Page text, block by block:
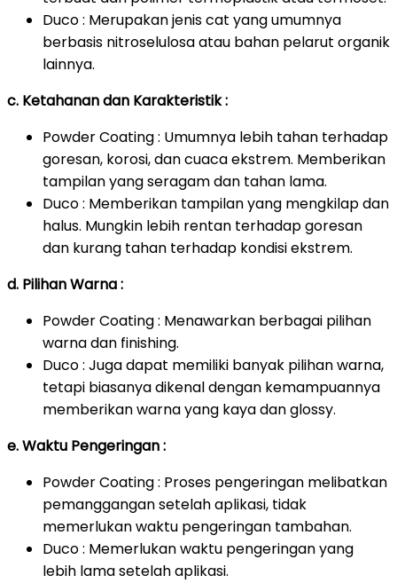
Duco : Merupakan jenis cat yang umumnya
berbasis nitroselulosa atau bahan pelarut organik
lainnya.
c. Ketahanan dan Karakteristik :
Powder Coating : Umumnya lebih tahan terhadap
goresan, korosi, dan cuaca ekstrem. Memberikan
tampilan yang seragam dan tahan lama.
Duco : Memberikan tampilan yang mengkilap dan
halus. Mungkin lebih rentan terhadap goresan
dan kurang tahan terhadap kondisi ekstrem.
d. Pilihan Warna :
Powder Coating : Menawarkan berbagai pilihan
warna dan finishing.
Duco : Juga dapat memiliki banyak pilihan warna,
tetapi biasanya dikenal dengan kemampuannya
memberikan warna yang kaya dan glossy.
e. Waktu Pengeringan :
Powder Coating : Proses pengeringan melibatkan
pemanggangan setelah aplikasi, tidak
memerlukan waktu pengeringan tambahan.
Duco : Memerlukan waktu pengeringan yang
lebih lama setelah aplikasi.